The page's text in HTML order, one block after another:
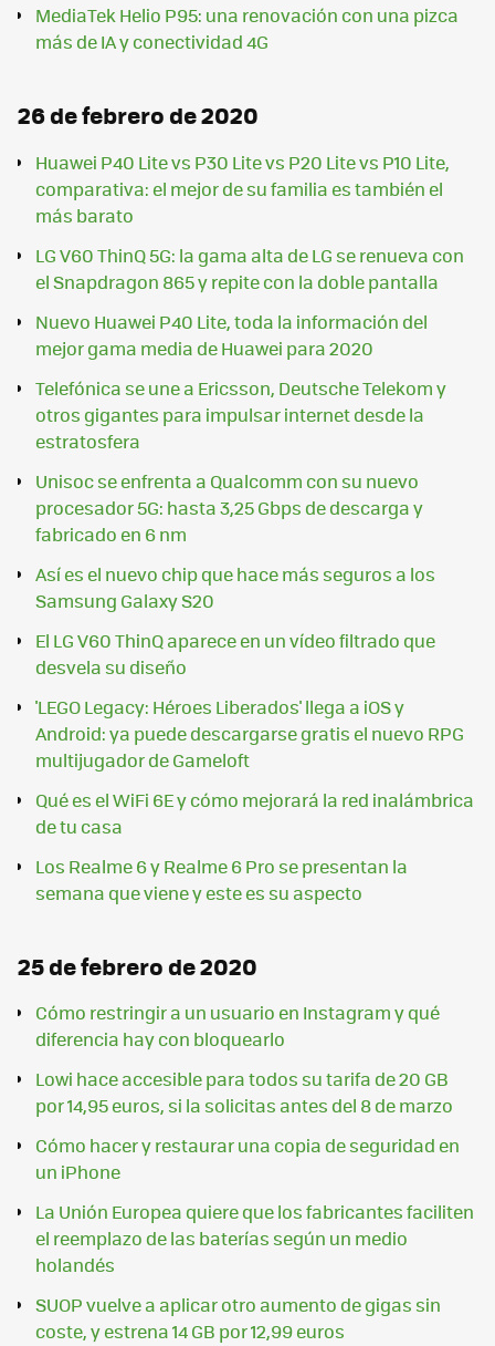
MediaTek Helio P95: una renovación con una pizca
más de IA y conectividad 4G
26 de febrero de 2020
Huawei P40 Lite vs P30 Lite vs P20 Lite vs P10 Lite,
comparativa: el mejor de su familia es también el
más barato
LG V60 ThinQ 5G: la gama alta de LG se renueva con
el Snapdragon 865 y repite con la doble pantalla
Nuevo Huawei P40 Lite, toda la información del
mejor gama media de Huawei para 2020
Telefónica se une a Ericsson, Deutsche Telekom y
otros gigantes para impulsar internet desde la
estratosfera
Unisoc se enfrenta a Qualcomm con su nuevo
procesador 5G: hasta 3,25 Gbps de descarga y
fabricado en 6 nm
Así es el nuevo chip que hace más seguros a los
Samsung Galaxy S20
El LG V60 ThinQ aparece en un vídeo filtrado que
desvela su diseño
'LEGO Legacy: Héroes Liberados' llega a iOS y
Android: ya puede descargarse gratis el nuevo RPG
multijugador de Gameloft
Qué es el WiFi 6E y cómo mejorará la red inalámbrica
de tu casa
Los Realme 6 y Realme 6 Pro se presentan la
semana que viene y este es su aspecto
25 de febrero de 2020
Cómo restringir a un usuario en Instagram y qué
diferencia hay con bloquearlo
Lowi hace accesible para todos su tarifa de 20 GB
por 14,95 euros, si la solicitas antes del 8 de marzo
Cómo hacer y restaurar una copia de seguridad en
un iPhone
La Unión Europea quiere que los fabricantes faciliten
el reemplazo de las baterías según un medio
holandés
SUOP vuelve a aplicar otro aumento de gigas sin
coste, y estrena 14 GB por 12,99 euros